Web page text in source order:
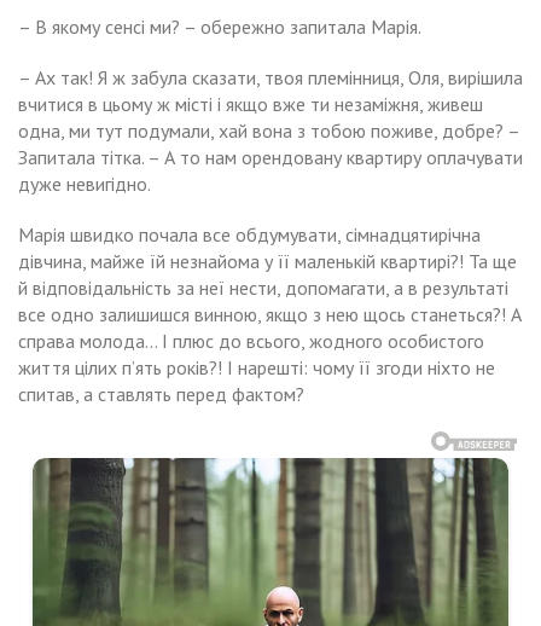
– В якому сенсі ми? – обережно запитала Марія.
– Ах так! Я ж забула сказати, твоя племінниця, Оля, вирішила
вчитися в цьому ж місті і якщо вже ти незаміжня, живеш
одна, ми тут подумали, хай вона з тобою поживе, добре? –
Запитала тітка. – А то нам орендовану квартиру оплачувати
дуже невигідно.
Марія швидко почала все обдумувати, сімнадцятирічна
дівчина, майже їй незнайома у її маленькій квартирі?! Та ще
й відповідальність за неї нести, допомагати, а в результаті
все одно залишишся винною, якщо з нею щось станеться?! А
справа молода… І плюс до всього, жодного особистого
життя цілих п’ять років?! І нарешті: чому її згоди ніхто не
спитав, а ставлять перед фактом?